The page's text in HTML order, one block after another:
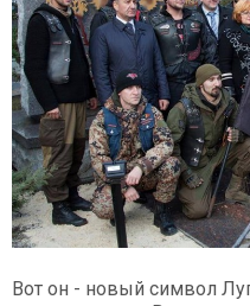
Вот он - новый символ